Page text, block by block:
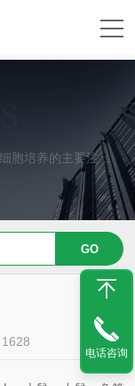
胞培养的主要注意事项
电话咨询